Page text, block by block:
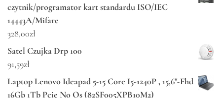
czytnik/programator kart standardu ISO/IEC
14443A/Mifare
328,00zł
Satel Czujka Drp 100
91,59zł
Laptop Lenovo Ideapad 5-15 Core I5-1240P , 15,6"-Fhd
16Gb 1Tb Pcie No Os (82SF005XPB10M2)